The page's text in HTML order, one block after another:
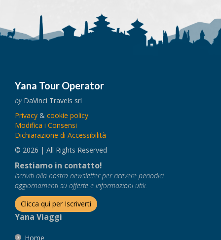
Yana Tour Operator
byDaVinci Travels srl
Privacy & cookie policy
Modifica i Consensi
Dichiarazione di Accessibilità
© 2026 | All Rights Reserved
Restiamo in contatto!
Iscriviti alla nostra newsletter per ricevere periodici
aggiornamenti su offerte e informazioni utili.
Clicca qui per Iscriverti
Yana Viaggi
Home